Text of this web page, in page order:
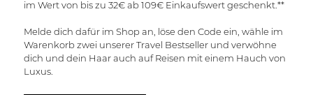
im Wert von bis zu 32€ ab 109€ Einkaufswert geschenkt.**
Melde dich dafür im Shop an, löse den Code ein, wähle im
Warenkorb zwei unserer Travel Bestseller und verwöhne
dich und dein Haar auch auf Reisen mit einem Hauch von
Luxus.